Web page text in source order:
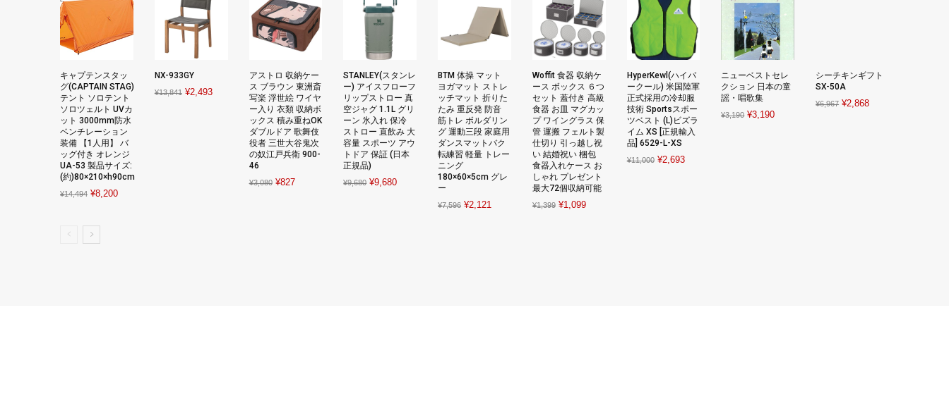
キャプテンスタッ
グ(CAPTAIN STAG)
テント ソロテント
ソロツェルト UVカ
ット 3000mm防水
ベンチレーション
装備 【1人用】 バ
ッグ付き オレンジ
UA-53 製品サイズ:
(約)80×210×h90cm
¥14,494 Original
was:
¥14,494.
¥8,200Current
NX-933GY
¥13,841 Original
¥2,493Current
アストロ 収納ケー
ス ブラウン 東洲斎
写楽 浮世絵 ワイヤ
ー入り 衣類 収納ボ
ックス 積み重ねOK
ダブルドア 歌舞伎
役者 三世大谷鬼次
の奴江戸兵衛 900-
46
¥3,080 Original
¥827Current
STANLEY(スタンレ
ー) アイスフローフ
リップストロー 真
空ジャグ 1.1L グリ
ーン 氷入れ 保冷
ストロー 直飲み 大
容量 スポーツ アウ
トドア 保証 (日本
正規品)
¥9,680 Original
¥9,680Current
BTM 体操 マット
ヨガマット ストレ
ッチマット 折りた
たみ 重反発 防音
筋トレ ボルダリン
グ 運動三段 家庭用
ダンスマットバク
転練習 軽量 トレー
ニング
180×60×5cm グレ
ー
¥7,596 Original
¥2,121
Woffit 食器 収納ケ
ース ボックス ６つ
セット 蓋付き 高級
食器 お皿 マグカッ
プ ワイングラス 保
管 運搬 フェルト製
仕切り 引っ越し祝
い 結婚祝い 梱包
食器入れケース お
しゃれ プレゼント
最大72個収納可能
¥1,399 Original
¥1,099Current
HyperKewl(ハイパ
ークール) 米国陸軍
正式採用の冷却服
技術 Sportsスポー
ツベスト (L)ビズラ
イム XS [正規輸入
品] 6529-L-XS
¥11,000 Original
¥2,693Current
ニューベストセレ
クション 日本の童
謡・唱歌集
¥3,190 Original
¥3,190Current
シーチキンギフト
SX-50A
¥6,967 Original
¥2,868Current